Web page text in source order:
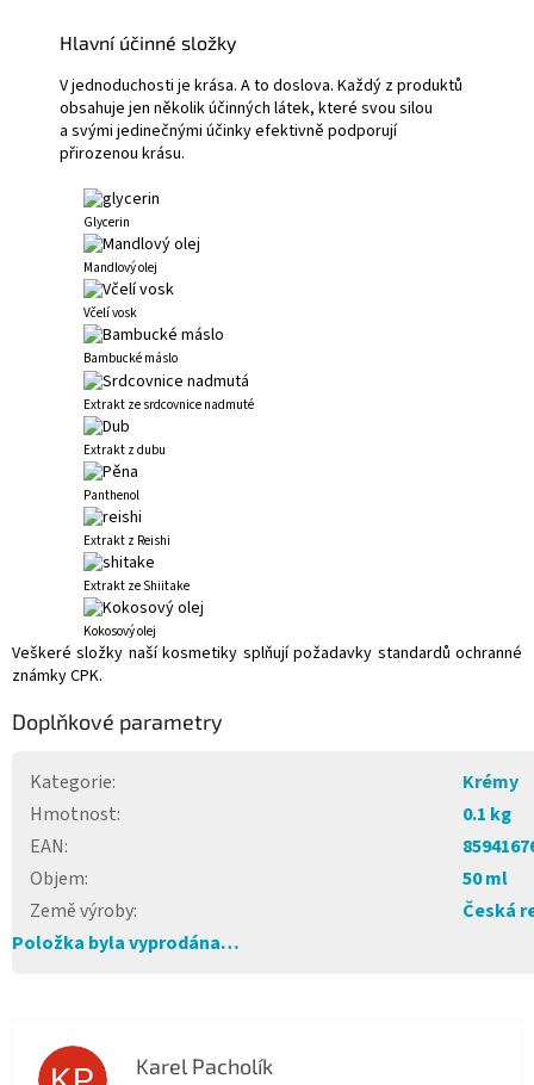
Hlavní účinné složky
V jednoduchosti je krása. A to doslova. Každý z produktů
obsahuje jen několik účinných látek, které svou silou
a svými jedinečnými účinky efektivně podporují
přirozenou krásu.
Glycerin
Mandlový olej
Včelí vosk
Bambucké máslo
Extrakt ze srdcovnice nadmuté
Extrakt z dubu
Panthenol
Extrakt z Reishi
Extrakt ze Shiitake
Kokosový olej
Veškeré složky naší kosmetiky splňují požadavky standardů ochranné
známky CPK.
Doplňkové parametry
Kategorie:
Krémy
Hmotnost:
0.1 kg
EAN:
Objem:
50 ml
Země výroby:
Česká
Položka byla vyprodána…
Karel Pacholík